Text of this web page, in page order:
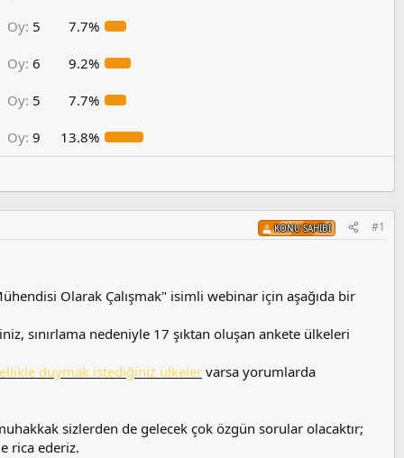
Oy: 5 7.7%
Oy: 6 9.2%
Oy: 5 7.7%
Oy: 9 13.8%
KONU SAHIBI #1
Olarak Çalışmak" isimli webinar için aşağıda bir
sınırlama nedeniyle 17 şıktan oluşan ankete ülkeleri
duymak istediğiniz ülkeler varsa yorumlarda
sizlerden de gelecek çok özgün sorular olacaktır;
rica ederiz.